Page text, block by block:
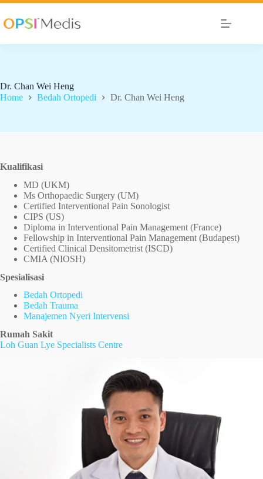
Dr. Chan Wei Heng
Home
Bedah Ortopedi Dr. Chan Wei Heng
Kualifikasi
MD (UKM)
Ms Orthopaedic Surgery (UM)
Certified Interventional Pain Sonologist
CIPS (US)
Diploma in Interventional Pain Management (France)
Fellowship in Interventional Pain Management (Budapest)
Certified Clinical Densitometrist (ISCD)
CMIA (NIOSH)
Spesialisasi
Bedah Ortopedi
Bedah Trauma
Manajemen Nyeri Intervensi
Rumah Sakit
Loh Guan Lye Specialists Centre